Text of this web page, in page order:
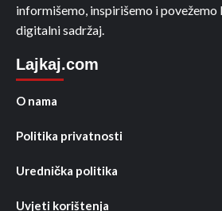
informišemo, inspirišemo i
digitalni sadržaj.
Lajkaj.com
O nama
Politika privatnosti
Urednička politika
Uvjeti korištenja